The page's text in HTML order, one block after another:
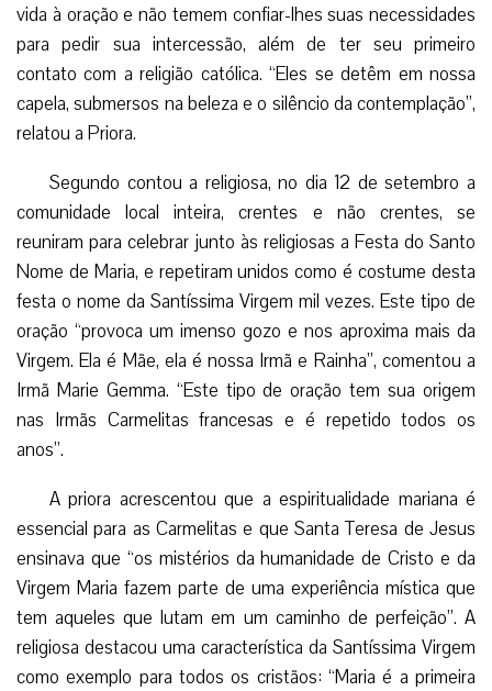
vida à oração e não temem confiar-lhes suas necessidades
para pedir sua intercessão, além de ter seu primeiro
contato com a religião católica. “Eles se detêm em nossa
capela, submersos na beleza e o silêncio da contemplação”,
relatou a Priora.
Segundo contou a religiosa, no dia 12 de setembro a
comunidade local inteira, crentes e não crentes, se
reuniram para celebrar junto às religiosas a Festa do Santo
Nome de Maria, e repetiram unidos como é costume desta
festa o nome da Santíssima Virgem mil vezes. Este tipo de
oração “provoca um imenso gozo e nos aproxima mais da
Virgem. Ela é Mãe, ela é nossa Irmã e Rainha”, comentou a
Irmã Marie Gemma. “Este tipo de oração tem sua origem
nas Irmãs Carmelitas francesas e é repetido todos os
anos”.
A priora acrescentou que a espiritualidade mariana é
essencial para as Carmelitas e que Santa Teresa de Jesus
ensinava que “os mistérios da humanidade de Cristo e da
Virgem Maria fazem parte de uma experiência mística que
tem aqueles que lutam em um caminho de perfeição”. A
religiosa destacou uma característica da Santíssima Virgem
como exemplo para todos os cristãos: “Maria é a primeira